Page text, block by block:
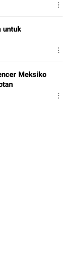
untuk
Meksiko